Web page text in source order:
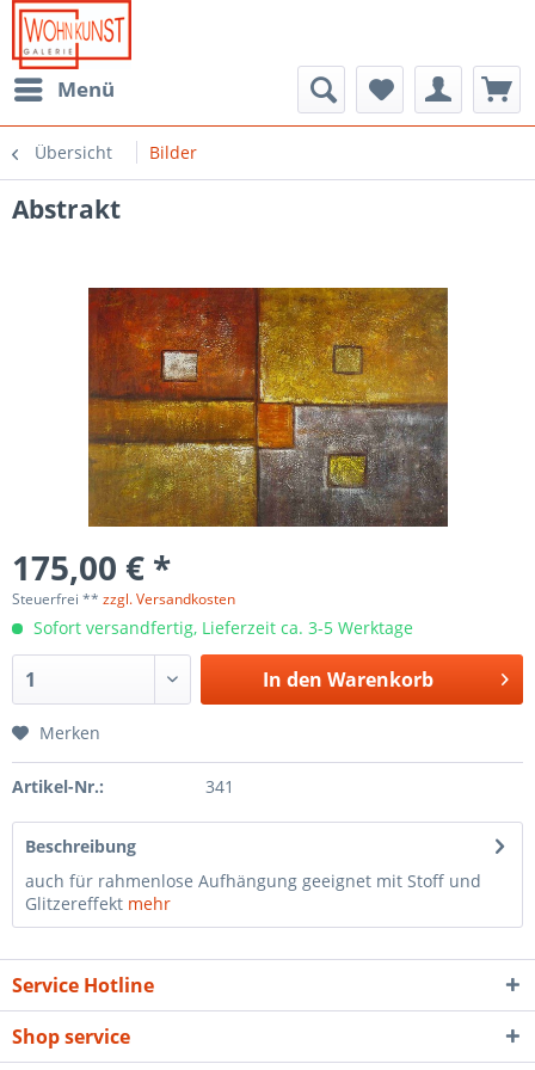
Menü
Übersicht Bilder
Abstrakt
175,00 € *
Steuerfrei ** zzgl. Versandkosten
Sofort versandfertig, Lieferzeit ca. 3-5 Werktage
In den Warenkorb
Merken
Artikel-Nr.: 341
Beschreibung
auch für rahmenlose Aufhängung geeignet mit Stoff und
Glitzereffekt mehr
Service Hotline
Shop service